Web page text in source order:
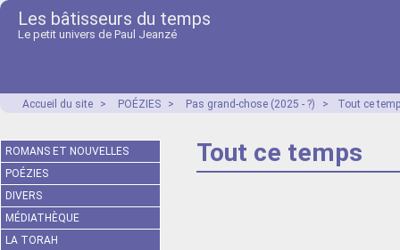
Les bâtisseurs du temps
Le petit univers de Paul Jeanzé
Accueil du site > POÉZIES > Pas grand-chose (2025 - ?) > Tout ce
Tout ce temps
ROMANS ET NOUVELLES
POÉZIES
DIVERS
MÉDIATHÈQUE
LA TORAH